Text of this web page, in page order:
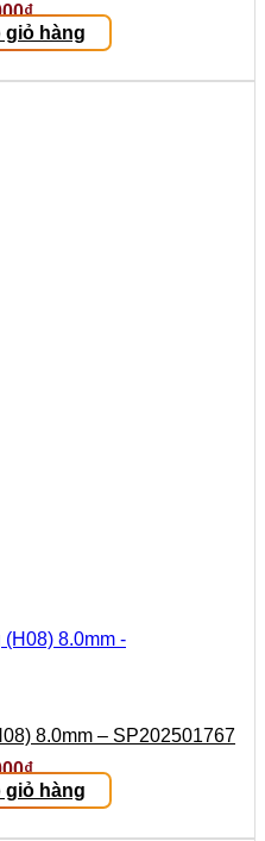
₫
giỏ hàng
8.0mm – SP202501767
₫
giỏ hàng